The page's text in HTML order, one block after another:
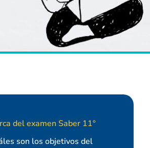
del examen Saber 11°
son los objetivos del